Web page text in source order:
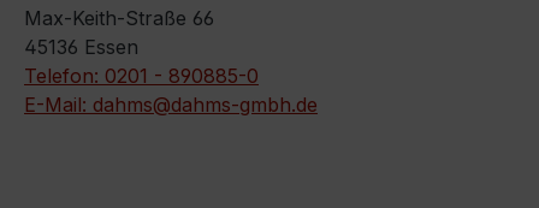
Max-Keith-Straße 66
45136 Essen
Telefon: 0201 - 890885-0
E-Mail: dahms@dahms-gmbh.de